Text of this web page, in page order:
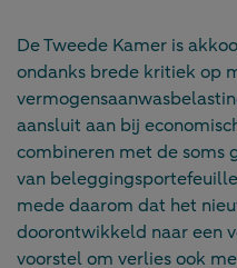
De Tweede Kamer is
ondanks brede kritiek op
aansluit aan bij
combineren met de
van
mede daarom dat het
doorontwikkeld naar een
voorstel om verlies ook